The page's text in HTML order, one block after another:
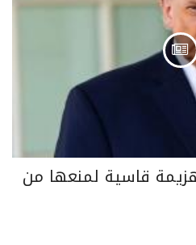
قاسية لمنعها من